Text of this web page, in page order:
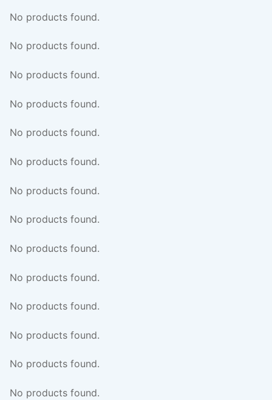
No products found.
No products found.
No products found.
No products found.
No products found.
No products found.
No products found.
No products found.
No products found.
No products found.
No products found.
No products found.
No products found.
No products found.